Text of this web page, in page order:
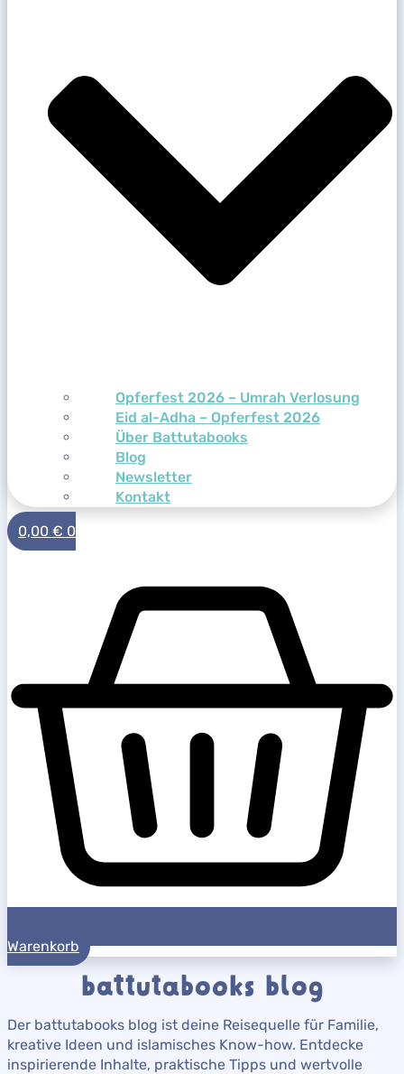
Opferfest 2026 – Umrah Verlosung
Eid al-Adha – Opferfest 2026
Über Battutabooks
Blog
Newsletter
Kontakt
0,00 € 0
Warenkorb
battutabooks blog
Der battutabooks blog ist deine Reisequelle für Familie,
kreative Ideen und islamisches Know-how. Entdecke
inspirierende Inhalte, praktische Tipps und wertvolle